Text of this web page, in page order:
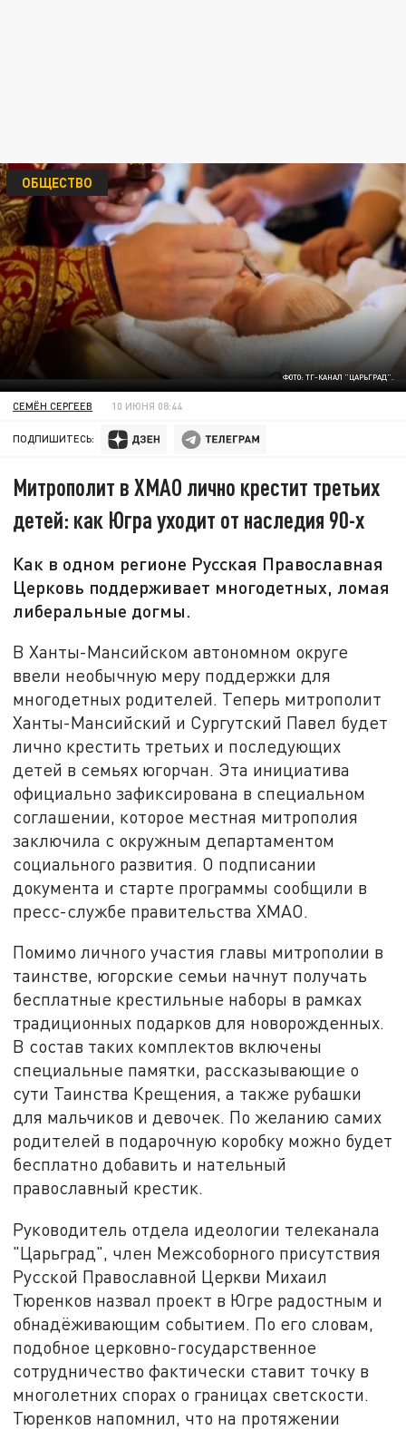
ФОТО: ТГ-КАНАЛ "ЦАРЬГРАД".
ОБЩЕСТВО
СЕМЁН СЕРГЕЕВ 10 ИЮНЯ 08:44
ПОДПИШИТЕСЬ:
Митрополит в ХМАО лично крестит третьих
детей: как Югра уходит от наследия 90-х
Как в одном регионе Русская Православная
Церковь поддерживает многодетных, ломая
либеральные догмы.
В Ханты-Мансийском автономном округе
ввели необычную меру поддержки для
многодетных родителей. Теперь митрополит
Ханты-Мансийский и Сургутский Павел будет
лично крестить третьих и последующих
детей в семьях югорчан. Эта инициатива
официально зафиксирована в специальном
соглашении, которое местная митрополия
заключила с окружным департаментом
социального развития. О подписании
документа и старте программы сообщили в
пресс-службе правительства ХМАО.
Помимо личного участия главы митрополии в
таинстве, югорские семьи начнут получать
бесплатные крестильные наборы в рамках
традиционных подарков для новорожденных.
В состав таких комплектов включены
специальные памятки, рассказывающие о
сути Таинства Крещения, а также рубашки
для мальчиков и девочек. По желанию самих
родителей в подарочную коробку можно будет
бесплатно добавить и нательный
православный крестик.
Руководитель отдела идеологии телеканала
"Царьград", член Межсоборного присутствия
Русской Православной Церкви Михаил
Тюренков назвал проект в Югре радостным и
обнадёживающим событием. По его словам,
подобное церковно-государственное
сотрудничество фактически ставит точку в
многолетних спорах о границах светскости.
Тюренков напомнил, что на протяжении